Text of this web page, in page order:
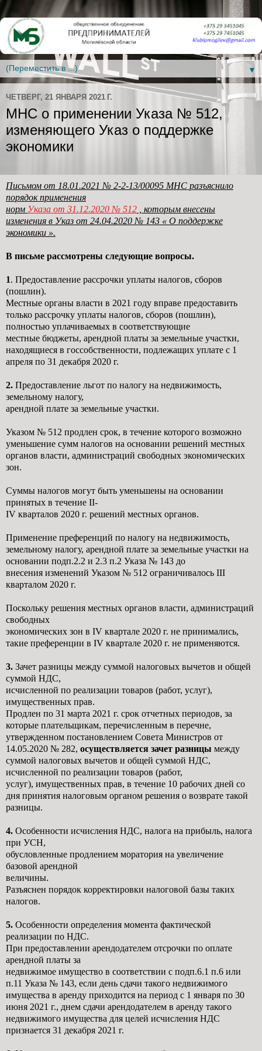
▼
ЧЕТВЕРГ, 21 ЯНВАРЯ 2021 Г.
МНС о применении Указа № 512,
изменяющего Указ о поддержке
экономики
Письмом от 18.01.2021 № 2-2-13/00095 МНС разъяснило
порядок применения
норм Указа от 31.12.2020 № 512 , которым внесены
изменения в Указ от 24.04.2020 № 143 « О поддержке
экономики ».
В письме рассмотрены следующие вопросы.
1. Предоставление рассрочки уплаты налогов, сборов
(пошлин).
Местные органы власти в 2021 году вправе предоставить
только рассрочку уплаты налогов, сборов (пошлин),
полностью уплачиваемых в соответствующие
местные бюджеты, арендной платы за земельные участки,
находящиеся в госсобственности, подлежащих уплате с 1
апреля по 31 декабря 2020 г.
2. Предоставление льгот по налогу на недвижимость,
земельному налогу,
арендной плате за земельные участки.
Указом № 512 продлен срок, в течение которого возможно
уменьшение сумм налогов на основании решений местных
органов власти, администраций свободных экономических
зон.
Суммы налогов могут быть уменьшены на основании
принятых в течение II-
IV кварталов 2020 г. решений местных органов.
Применение преференций по налогу на недвижимость,
земельному налогу, арендной плате за земельные участки на
основании подп.2.2 и 2.3 п.2 Указа № 143 до
внесения изменений Указом № 512 ограничивалось III
кварталом 2020 г.
Поскольку решения местных органов власти, администраций
свободных
экономических зон в IV квартале 2020 г. не принимались,
такие преференции в IV квартале 2020 г. не применяются.
3. Зачет разницы между суммой налоговых вычетов и общей
суммой НДС,
исчисленной по реализации товаров (работ, услуг),
имущественных прав.
Продлен по 31 марта 2021 г. срок отчетных периодов, за
которые плательщикам, перечисленным в перечне,
утвержденном постановлением Совета Министров от
14.05.2020 № 282, осуществляется зачет разницы между
суммой налоговых вычетов и общей суммой НДС,
исчисленной по реализации товаров (работ,
услуг), имущественных прав, в течение 10 рабочих дней со
дня принятия налоговым органом решения о возврате такой
разницы.
4. Особенности исчисления НДС, налога на прибыль, налога
при УСН,
обусловленные продлением моратория на увеличение
базовой арендной
величины.
Разъяснен порядок корректировки налоговой базы таких
налогов.
5. Особенности определения момента фактической
реализации по НДС.
При предоставлении арендодателем отсрочки по оплате
арендной платы за
недвижимое имущество в соответствии с подп.6.1 п.6 или
п.11 Указа № 143, если день сдачи такого недвижимого
имущества в аренду приходится на период с 1 января по 30
июня 2021 г., днем сдачи арендодателем в аренду такого
недвижимого имущества для целей исчисления НДС
признается 31 декабря 2021 г.